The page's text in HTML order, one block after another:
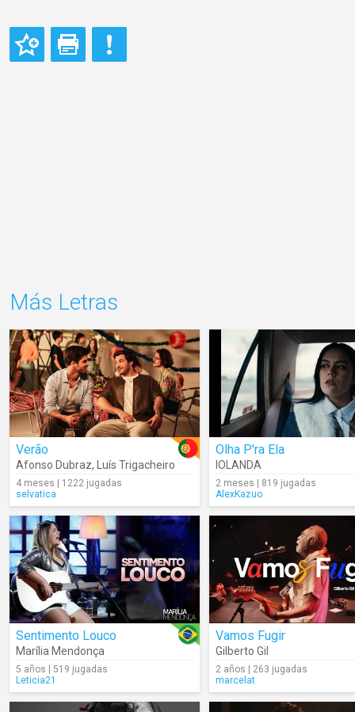
Más Letras
Verão
Afonso Dubraz, Luís Trigacheiro
4 meses | 1222 jugadas
selvatica
Olha P'ra Ela
IOLANDA
2 meses | 819 jugadas
AlexKazuo
Sentimento Louco
Marília Mendonça
5 años | 519 jugadas
Leticia21
Vamos Fugir
Gilberto Gil
2 años | 263 jugadas
marcelat